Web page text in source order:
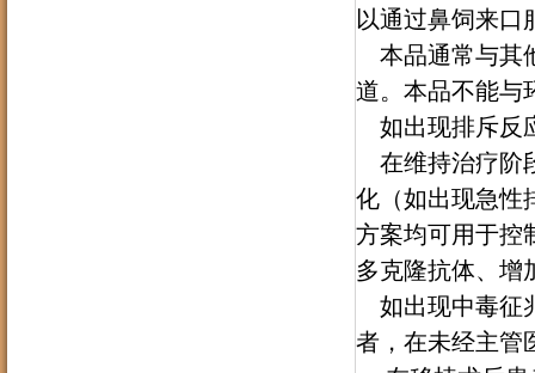
以通过鼻饲来口
本品通常与其
道。本品不能与
如出现排斥反
在维持治疗阶
化（如出现急性
方案均可用于控
多克隆抗体、增
如出现中毒征
者，在未经主管